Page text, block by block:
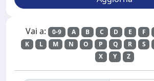
Vai a: 0-9 A B C D E F
K
L M N O P Q R S
X
Y Z